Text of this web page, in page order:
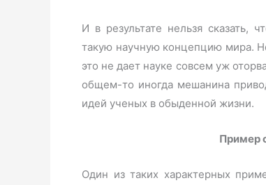
И в результате нельзя сказать,
такую научную концепцию мира.
это не дает науке совсем уж
общем-то иногда мешанина
идей ученых в обыденной жизни.
Пример
Один из таких характерных